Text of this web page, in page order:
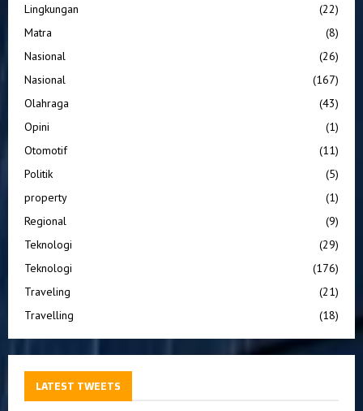
Lingkungan
(22)
Matra
(8)
Nasional
(26)
Nasional
(167)
Olahraga
(43)
Opini
(1)
Otomotif
(11)
Politik
(5)
property
(1)
Regional
(9)
Teknologi
(29)
Teknologi
(176)
Traveling
(21)
Travelling
(18)
LATEST TWEETS